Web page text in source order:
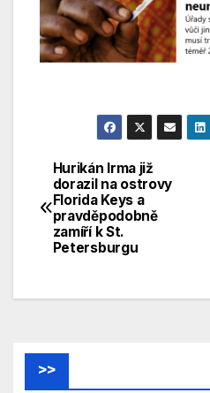
Navigace
pro
příspěvek
Hurikán Irma již
dorazil na ostrovy
Florida Keys a
pravděpodobně
zamíří k St.
Petersburgu
>>